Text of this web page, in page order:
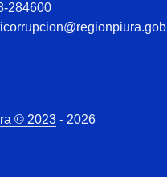
284600
© 2023 - 2026